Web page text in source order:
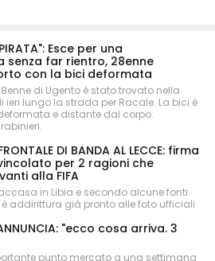
Esce per una
senza far rientro, 28enne
con la bici deformata
di Ugento è stato trovato nella
lungo la strada per Racale. La bici è
e distante dal corpo.
DI BANDA AL LECCE: firma
per 2 ragioni che
alla FIFA
in Libia e secondo alcune fonti
è addirittura già pronto alle foto ufficiali
"ecco cosa arriva. 3
punto mercato a una settimana